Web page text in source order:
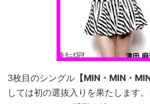
3枚目のシングル 【MIN・MIN・MIN
しては初の選抜入りを果たします